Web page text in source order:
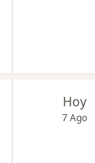
Hoy
7 Ago